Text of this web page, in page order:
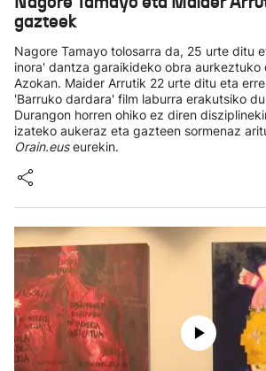
gazteek
Nagore Tamayo tolosarra da, 25 urte ditu
inora' dantza garaikideko obra aurkeztuko
Azokan. Maider Arrutik 22 urte ditu eta
'Barruko dardara' film laburra erakutsiko
Durangon horren ohiko ez diren
izateko aukeraz eta gazteen sormenaz
Orain.euseurekin.